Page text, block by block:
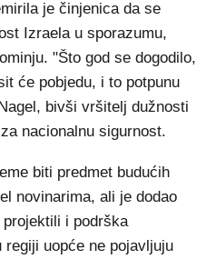
je činjenica da se
Izraela u sporazumu,
"Što god se dogodilo,
će pobjedu, i to potpunu
bivši vršitelj dužnosti
nacionalnu sigurnost.
biti predmet budućih
novinarima, ali je dodao
i podrška
uopće ne pojavljuju